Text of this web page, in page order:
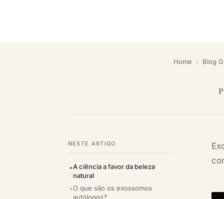
Home / Blog
P
NESTE ARTIGO
A ciência a favor da beleza
natural
O que são os exossomos
autólogos?